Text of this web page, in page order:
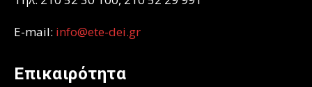
E-mail: info@ete-dei.gr
Επικαιρότητα